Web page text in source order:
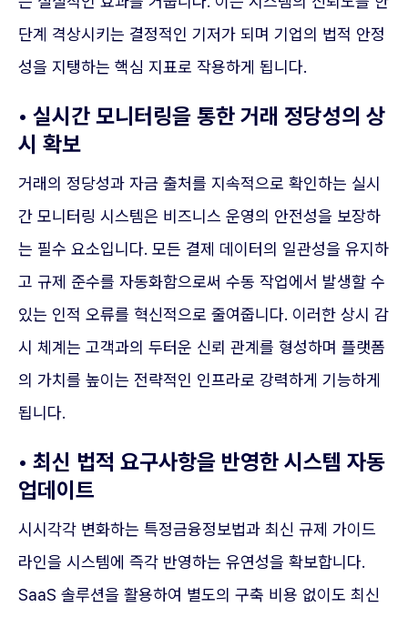
단계 격상시키는 결정적인 기저가 되며 기업의 법적 안정
성을 지탱하는 핵심 지표로 작용하게 됩니다.
• 실시간 모니터링을 통한 거래 정당성의 상
시 확보
거래의 정당성과 자금 출처를 지속적으로 확인하는 실시
간 모니터링 시스템은 비즈니스 운영의 안전성을 보장하
는 필수 요소입니다. 모든 결제 데이터의 일관성을 유지하
고 규제 준수를 자동화함으로써 수동 작업에서 발생할 수
있는 인적 오류를 혁신적으로 줄여줍니다. 이러한 상시 감
시 체계는 고객과의 두터운 신뢰 관계를 형성하며 플랫폼
의 가치를 높이는 전략적인 인프라로 강력하게 기능하게
됩니다.
• 최신 법적 요구사항을 반영한 시스템 자동
업데이트
시시각각 변화하는 특정금융정보법과 최신 규제 가이드
라인을 시스템에 즉각 반영하는 유연성을 확보합니다.
SaaS 솔루션을 활용하여 별도의 구축 비용 없이도 최신